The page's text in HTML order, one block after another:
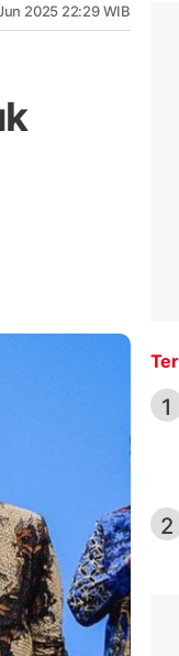
2025 22:29 WIB
1
2